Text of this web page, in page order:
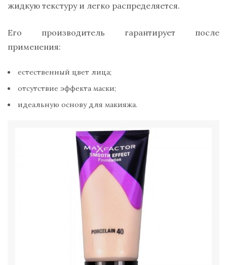
жидкую текстуру и легко распределяется.
Его производитель гарантирует после
применения:
естественный цвет лица;
отсутствие эффекта маски;
идеальную основу для макияжа.